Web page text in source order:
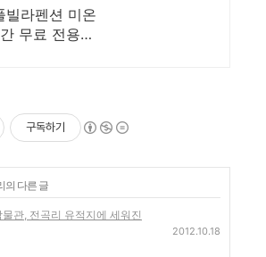
특가 5만원
빌라펜션 미온
무료 전용바
구독하기
의 다른 글
관, 전곡리 유적지에 세워진
2012.10.18